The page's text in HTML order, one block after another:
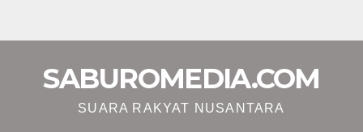
SABUROMEDIA.COM
SUARA RAKYAT NUSANTARA